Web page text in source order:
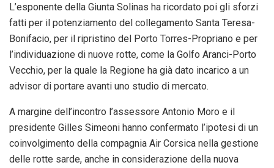
L’esponente della Giunta Solinas ha ricordato poi gli sforzi
fatti per il potenziamento del collegamento Santa Teresa-
Bonifacio, per il ripristino del Porto Torres-Propriano e per
l’individuazione di nuove rotte, come la Golfo Aranci-Porto
Vecchio, per la quale la Regione ha già dato incarico a un
advisor di portare avanti uno studio di mercato.
A margine dell’incontro l’assessore Antonio Moro e il
presidente Gilles Simeoni hanno confermato l’ipotesi di un
coinvolgimento della compagnia Air Corsica nella gestione
delle rotte sarde, anche in considerazione della nuova